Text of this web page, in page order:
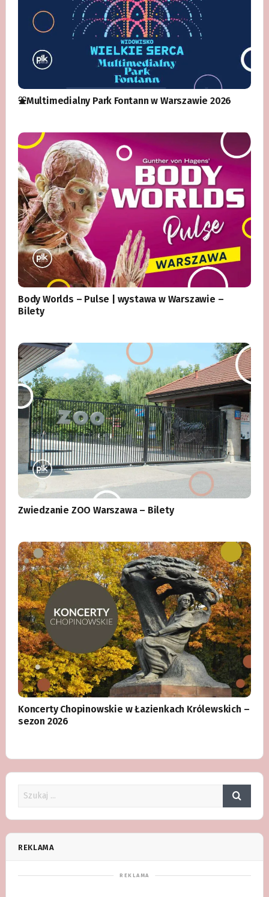
⛲️Multimedialny Park Fontann w Warszawie 2026
Body Worlds – Pulse | wystawa w Warszawie –
Bilety
Zwiedzanie ZOO Warszawa – Bilety
Koncerty Chopinowskie w Łazienkach Królewskich –
sezon 2026
REKLAMA